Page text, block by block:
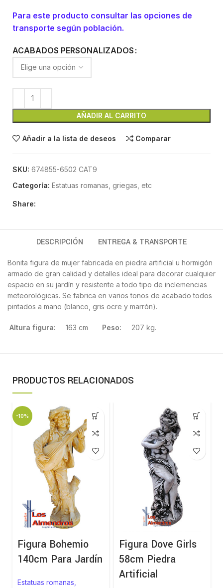
Para este producto consultar las opciones de
transporte según población.
ACABADOS PERSONALIZADOS
AÑADIR AL CARRITO
Añadir a la lista de deseos Comparar
SKU: 674855-6502 CAT9
Categoría: Estatuas romanas, griegas, etc
Share:
DESCRIPCIÓN ENTREGA & TRANSPORTE
Bonita figura de mujer fabricada en piedra artificial u hormigón
armado de gran calidad y detalles ideal para decorar cualquier
espacio en su jardín y resistente a todo tipo de inclemencias
meteorológicas. Se fabrica en varios tonos de acabado todos
pintados a mano (blanco, gris ocre y marrón).
Altura figura: 163 cm Peso: 207 kg.
PRODUCTOS RELACIONADOS
-10%
Figura Bohemio
140cm Para Jardín
Estatuas romanas,
Figura Dove Girls
58cm Piedra
Artificial